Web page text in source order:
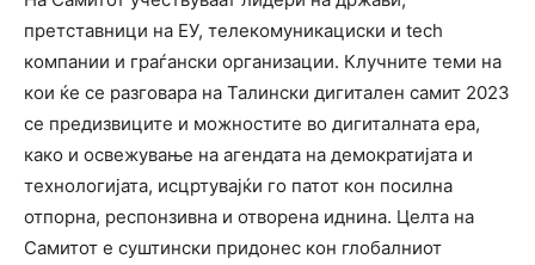
претставници на ЕУ, телекомуникациски и tech
компании и граѓански организации. Клучните теми на
кои ќе се разговара на Талински дигитален самит 2023
се предизвиците и можностите во дигиталната ера,
како и освежување на агендата на демократијата и
технологијата, исцртувајќи го патот кон посилна
отпорна, респонзивна и отворена иднина. Целта на
Самитот е суштински придонес кон глобалниот